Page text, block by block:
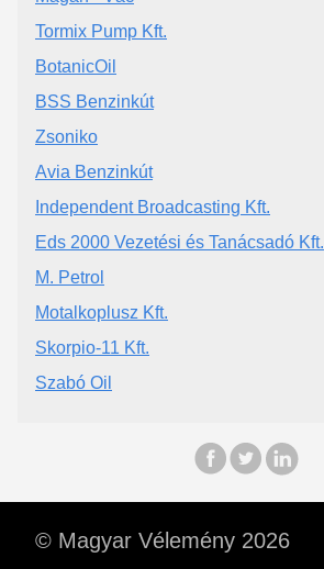
Tormix Pump Kft.
BotanicOil
BSS Benzinkút
Zsoniko
Avia Benzinkút
Independent Broadcasting Kft.
Eds 2000 Vezetési és Tanácsadó Kft.
M. Petrol
Motalkoplusz Kft.
Skorpio-11 Kft.
Szabó Oil
© Magyar Vélemény 2026